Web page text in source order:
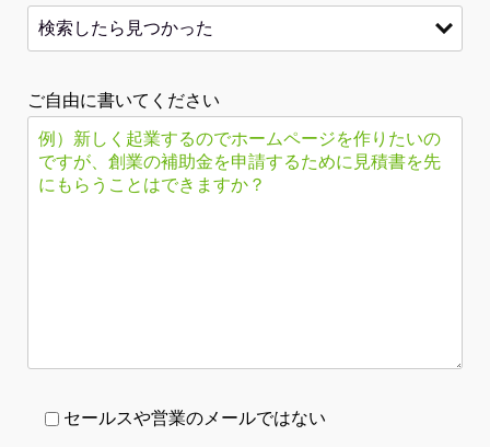
ご自由に書いてください
セールスや営業のメールではない